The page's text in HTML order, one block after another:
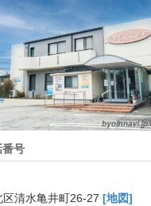
番号
清水亀井町26-27 [地図]